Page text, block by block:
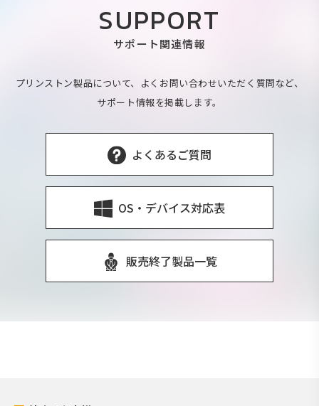
SUPPORT
サポート関連情報
プリンストン製品について、よくお問い合わせいただく質問など、
サポート情報を掲載します。
よくあるご質問
OS・デバイス対応表
販売終了製品一覧